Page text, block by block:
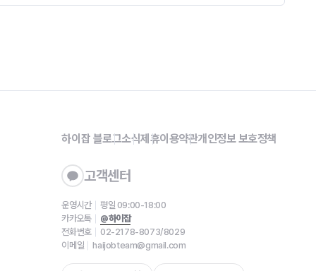
하이잡 블로그소식제휴이용약관개인정보 보호정책
고객센터
운영시간
평일 09:00-18:00
카카오톡
@하이잡
전화번호
02-2178-8073/8029
이메일
haijobteam@gmail.com